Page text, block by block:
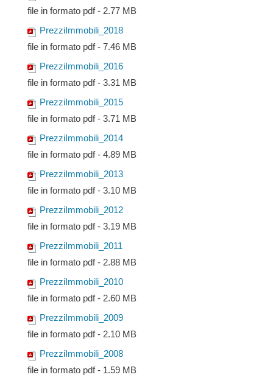
file in formato pdf - 2.77 MB
PrezziImmobili_2018
file in formato pdf - 7.46 MB
PrezziImmobili_2016
file in formato pdf - 3.31 MB
PrezziImmobili_2015
file in formato pdf - 3.71 MB
PrezziImmobili_2014
file in formato pdf - 4.89 MB
PrezziImmobili_2013
file in formato pdf - 3.10 MB
PrezziImmobili_2012
file in formato pdf - 3.19 MB
PrezziImmobili_2011
file in formato pdf - 2.88 MB
PrezziImmobili_2010
file in formato pdf - 2.60 MB
PrezziImmobili_2009
file in formato pdf - 2.10 MB
PrezziImmobili_2008
file in formato pdf - 1.59 MB